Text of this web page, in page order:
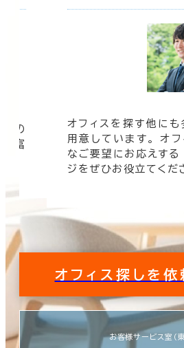
の
豊富
オフィスを探す他に
用意しています。 オ
なご要望にお応えす
ジをぜひお役立てくだ
オフィス探しを依
お客様サービス室（東